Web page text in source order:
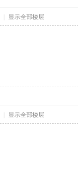
显示全部楼层
显示全部楼层